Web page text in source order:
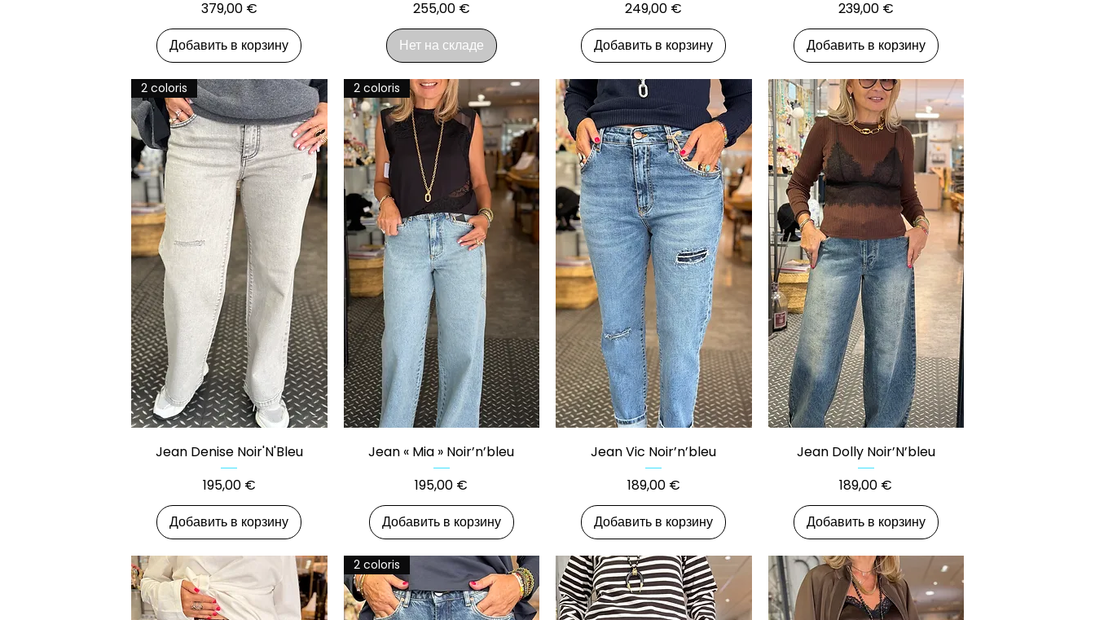
Цена
379,00 €
Добавить в корзину
Цена
255,00 €
Нет на складе
Цена
249,00 €
Добавить в корзину
Цена
239,00 €
Добавить в корзину
Быстрый просмотр
2 coloris
Jean Denise Noir'N'Bleu
Цена
195,00 €
Добавить в корзину
Быстрый просмотр
2 coloris
Jean « Mia » Noir’n’bleu
Цена
195,00 €
Добавить в корзину
Быстрый просмотр
Jean Vic Noir’n’bleu
Цена
189,00 €
Добавить в корзину
Быстрый просмотр
Jean Dolly Noir’N’bleu
Цена
189,00 €
Добавить в корзину
2 coloris